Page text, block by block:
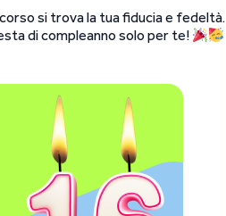
si trova la tua fiducia e fedeltà.
di compleanno solo per te!